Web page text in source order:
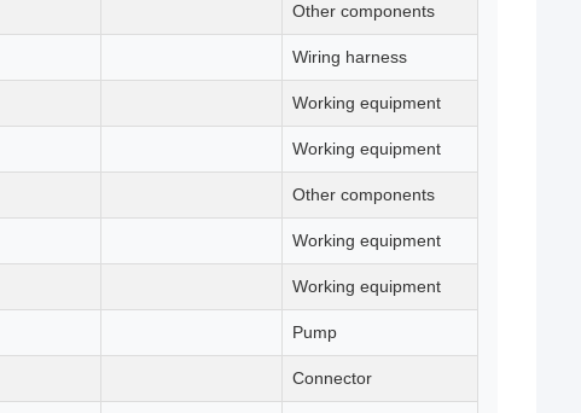
Other components
Wiring harness
Working equipment
Working equipment
Other components
Working equipment
Working equipment
Pump
Connector